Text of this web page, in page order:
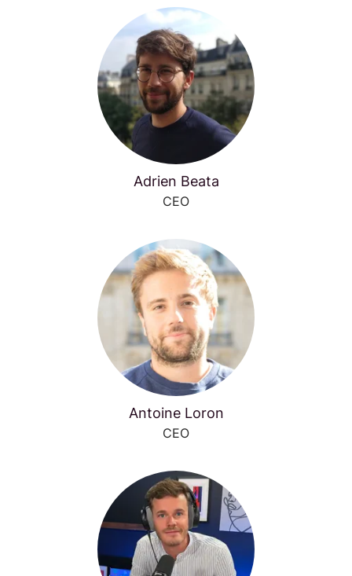
Adrien Beata
CEO
Antoine Loron
CEO